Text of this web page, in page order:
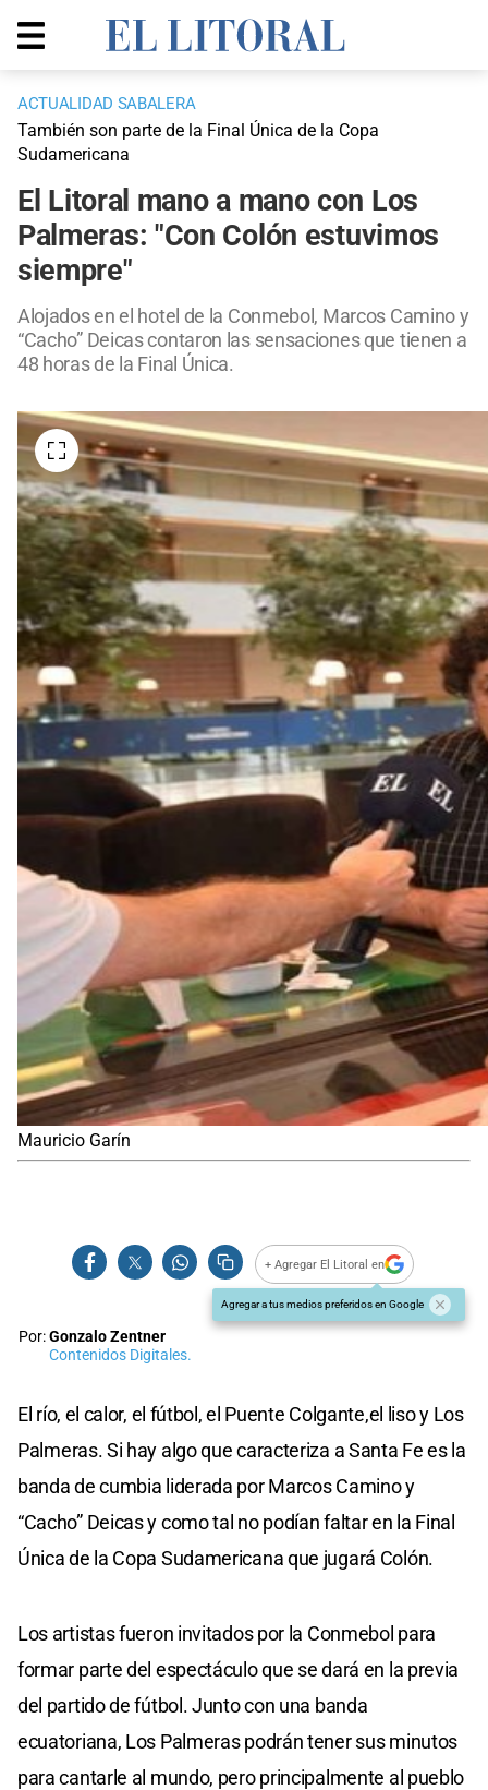
ACTUALIDAD SABALERA
También son parte de la Final Única de la Copa
Sudamericana
El Litoral mano a mano con Los
Palmeras: "Con Colón estuvimos
siempre"
Alojados en el hotel de la Conmebol, Marcos Camino y
“Cacho” Deicas contaron las sensaciones que tienen a
48 horas de la Final Única.
Mauricio Garín
+ Agregar El Litoral en
Agregar a tus medios preferidos en Google
Por:Gonzalo Zentner
Contenidos Digitales.
El río, el calor, el fútbol, el Puente Colgante,el liso y Los
Palmeras. Si hay algo que caracteriza a Santa Fe es la
banda de cumbia liderada por Marcos Camino y
“Cacho” Deicas y como tal no podían faltar en la Final
Única de la Copa Sudamericana que jugará Colón.
Los artistas fueron invitados por la Conmebol para
formar parte del espectáculo que se dará en la previa
del partido de fútbol. Junto con una banda
ecuatoriana, Los Palmeras podrán tener sus minutos
para cantarle al mundo, pero principalmente al pueblo